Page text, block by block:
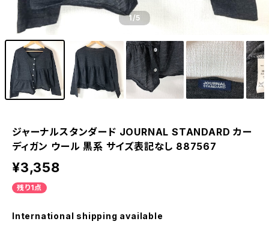
1/5
ジャーナルスタンダード JOURNAL STANDARD カー
ディガン ウール 黒系 サイズ表記なし 887567
¥3,358
残り1点
International shipping available